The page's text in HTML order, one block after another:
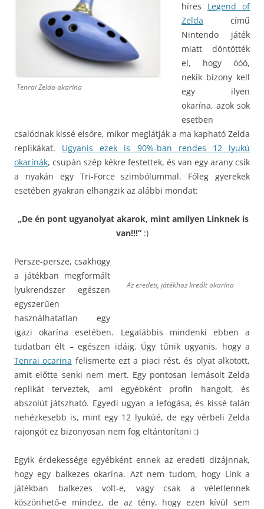
Tenrai Zelda okarína
híres Legend of
Zelda című
Nintendo játék
miatt döntötték
el, hogy óóó,
nekik bizony kell
egy ilyen
okarína, azok sok
esetben
csalódnak kissé elsőre, mikor meglátják a ma kapható Zelda
replikákat. Ugyanis ezek is 90%-ban rendes 12 lyukú
okarínák, csupán szép kékre festettek, és van egy arany csík
a nyakán egy Tri-Force szimbólummal. Főleg gyerekek
esetében gyakran elhangzik az alábbi mondat:
„De én pont ugyanolyat akarok, mint amilyen Linknek is
van!!!”:)
Az eredeti, játékhoz kreált okarína
Persze-persze, csakhogy
a játékban megformált
lyukrendszer egészen
egyszerűen
használhatatlan egy
igazi okarína esetében. Legalábbis mindenki ebben a
tudatban élt – egészen idáig. Úgy tűnik ugyanis, hogy a
Tenrai ocarina felismerte ezt a piaci rést, és olyat alkotott,
amit előtte senki nem mert. Egy pontosan lemásolt Zelda
replikát terveztek, ami egyébként profin hangolt, és
abszolút játszható. Egyedi ugyan a lefogása, és kissé talán
nehézkesebb is, mint egy 12 lyukúé, de egy vérbeli Zelda
rajongót ez bizonyosan nem fog eltántorítani :)
Egyik érdekessége egyébként ennek az eredeti dizájnnak,
hogy egy balkezes okarína. Azt nem tudom, hogy Link a
játékban balkezes volt-e, vagy csak a véletlennek
köszönhető-e mindez, de az tény, hogy ezen kívül sem